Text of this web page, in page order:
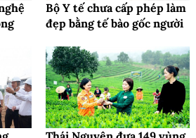
Bộ Y tế chưa cấp phép làm
đẹp bằng tế bào gốc người